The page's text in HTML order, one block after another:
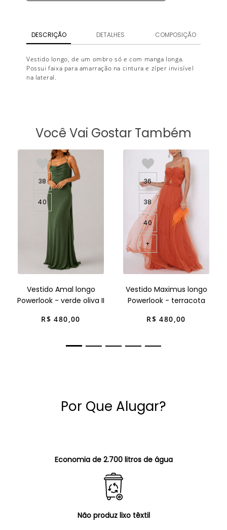
DESCRIÇÃO DETALHES COMPOSIÇÃO
Vestido longo, de um ombro só e com manga longa.
Possui faixa para amarração na cintura e zíper invisível
na lateral.
Você Vai Gostar Também
38
40
Vestido Amal longo
Powerlook - verde oliva II
R$ 480,00
36
38
40
+
Vestido Maximus longo
Powerlook - terracota
R$ 480,00
Por Que Alugar?
Economia de 2.700 litros de água
Não produz lixo têxtil